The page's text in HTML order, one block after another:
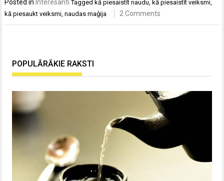
Posted in Interesanti Taggedkā piesaistīt naudu ,kā piesaistīt veiksmi
kā piesaukt veiksmi ,naudas maģija 2 Comments
POPULĀRĀKIE RAKSTI